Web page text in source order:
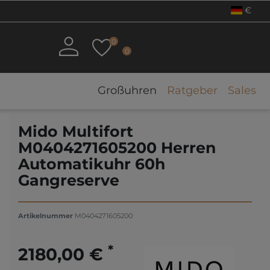
€
0
0
Großuhren Ratgeber Sales
Mido Multifort
M0404271605200 Herren
Automatikuhr 60h
Gangreserve
Artikelnummer M0404271605200
2180,00 € *